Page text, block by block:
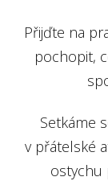
Přijďte na
pochopit,
Setkáme
v přátelské
ostychu